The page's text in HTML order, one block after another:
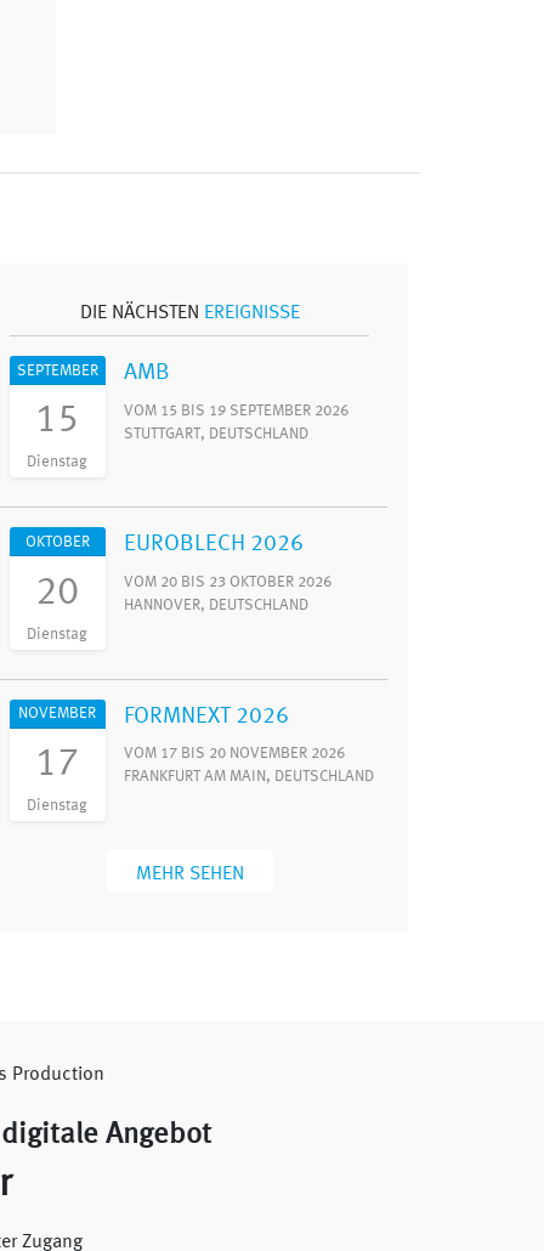
DIE NÄCHSTEN EREIGNISSE
SEPTEMBER
15
Dienstag
AMB
VOM 15 BIS 19 SEPTEMBER 2026
STUTTGART, DEUTSCHLAND
OKTOBER
20
Dienstag
EUROBLECH 2026
VOM 20 BIS 23 OKTOBER 2026
HANNOVER, DEUTSCHLAND
NOVEMBER
17
Dienstag
FORMNEXT 2026
VOM 17 BIS 20 NOVEMBER 2026
FRANKFURT AM MAIN, DEUTSCHLAND
MEHR SEHEN
Angebot
Zugang